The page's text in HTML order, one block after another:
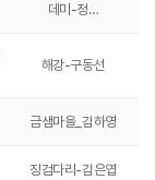
데미-정…
해강-구동선
금샘마을_김하영
징검다리-김은엽